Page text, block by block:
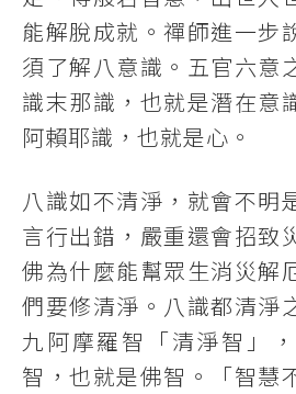
能解脫成就。禪師進一步
須了解八意識。五官六意
識末那識，也就是潛在意
阿賴耶識，也就是心。
八識如不清淨，就會不明
言行出錯，嚴重還會招致
佛為什麼能幫眾生消災解
們要修清淨。八識都清淨
九阿摩羅智「清淨智」
智，也就是佛智。「智慧